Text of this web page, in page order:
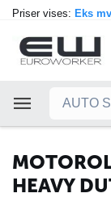
Priser vises: Eks
HEAVY